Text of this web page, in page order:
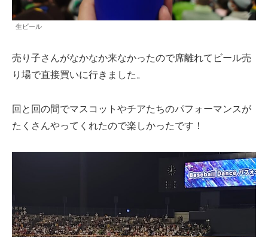
生ビール
売り子さんがなかなか来なかったので席離れてビール売
り場で直接買いに行きました。
回と回の間でマスコットやチアたちのパフォーマンスが
たくさんやってくれたので楽しかったです！